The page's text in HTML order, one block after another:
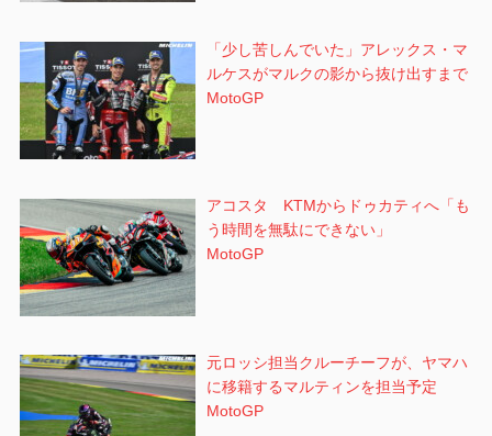
「少し苦しんでいた」アレックス・マ
ルケスがマルクの影から抜け出すまで
MotoGP
アコスタ KTMからドゥカティへ「も
う時間を無駄にできない」
MotoGP
元ロッシ担当クルーチーフが、ヤマハ
に移籍するマルティンを担当予定
MotoGP